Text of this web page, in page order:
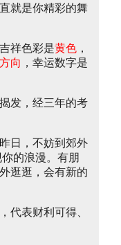
就是你精彩的舞
祥色彩是黄色 ，
向 ，幸运数字是
发，经三年的考
昨日，不妨到郊外
的浪漫。有朋
逛逛，会有新的
代表财利可得、